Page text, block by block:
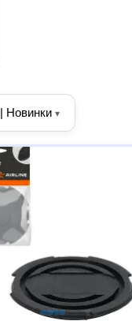
| Новинки ▾